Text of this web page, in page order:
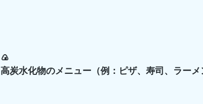
🍙
高炭水化物のメニュー（例：ピザ、寿司、ラーメ